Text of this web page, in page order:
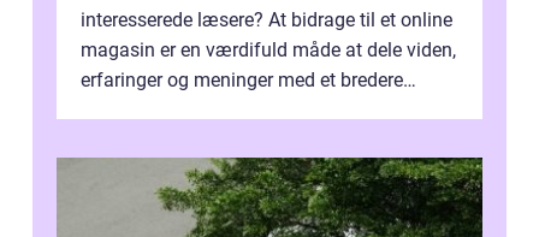
interesserede læsere? At bidrage til et online
magasin er en værdifuld måde at dele viden,
erfaringer og meninger med et bredere